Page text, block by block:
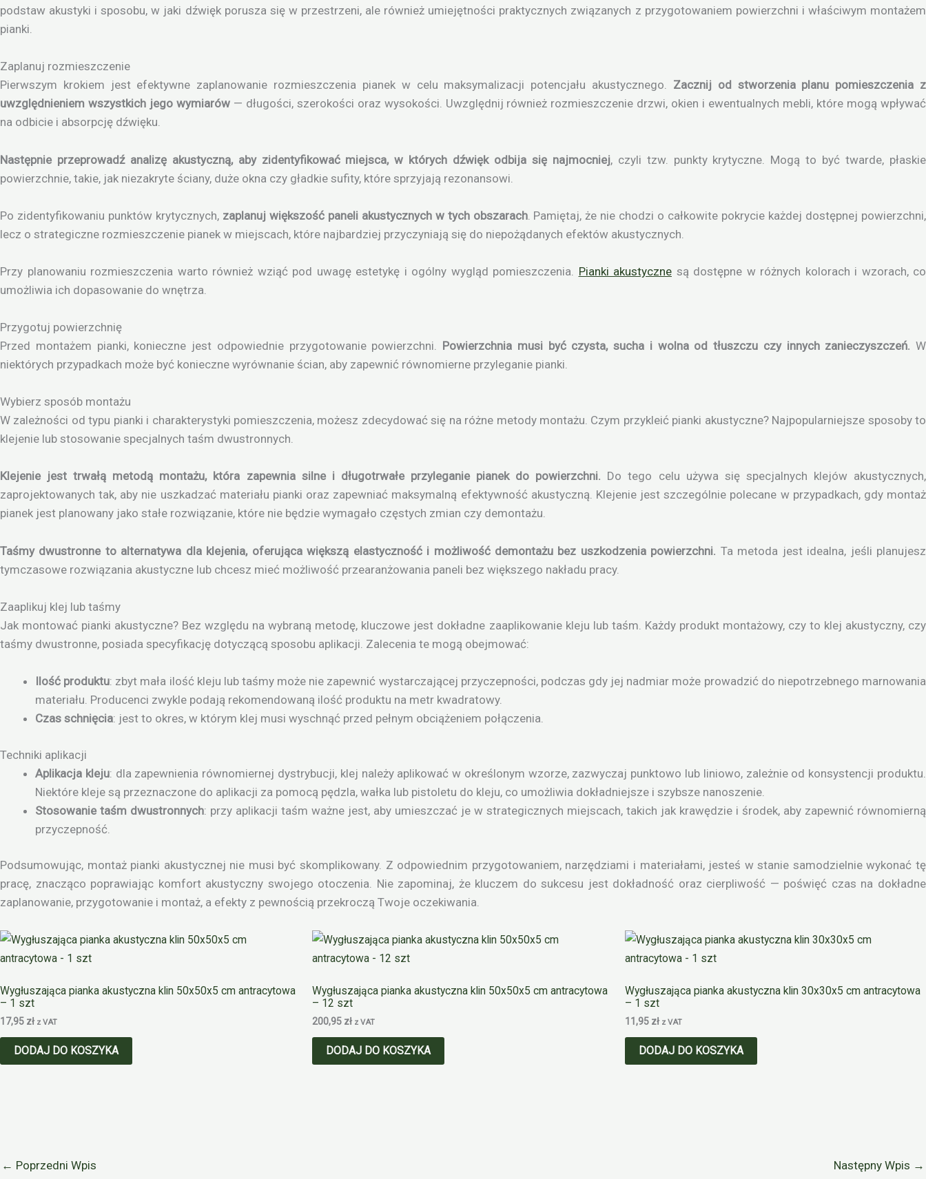
podstaw akustyki i sposobu, w jaki dźwięk porusza się w przestrzeni, ale również umiejętności praktycznych związanych z przygotowaniem powierzchni i właściwym montażem
pianki.
Zaplanuj rozmieszczenie
Pierwszym krokiem jest efektywne zaplanowanie rozmieszczenia pianek w celu maksymalizacji potencjału akustycznego. Zacznij od stworzenia planu pomieszczenia z
uwzględnieniem wszystkich jego wymiarów— długości, szerokości oraz wysokości. Uwzględnij również rozmieszczenie drzwi, okien i ewentualnych mebli, które mogą wpływać
na odbicie i absorpcję dźwięku.
Następnie przeprowadź analizę akustyczną, aby zidentyfikować miejsca, w których dźwięk odbija się najmocniej, czyli tzw. punkty krytyczne. Mogą to być twarde, płaskie
powierzchnie, takie, jak niezakryte ściany, duże okna czy gładkie sufity, które sprzyjają rezonansowi.
Po zidentyfikowaniu punktów krytycznych, zaplanuj większość paneli akustycznych w tych obszarach. Pamiętaj, że nie chodzi o całkowite pokrycie każdej dostępnej powierzchni,
lecz o strategiczne rozmieszczenie pianek w miejscach, które najbardziej przyczyniają się do niepożądanych efektów akustycznych.
Przy planowaniu rozmieszczenia warto również wziąć pod uwagę estetykę i ogólny wygląd pomieszczenia. Pianki akustyczne są dostępne w różnych kolorach i wzorach, co
umożliwia ich dopasowanie do wnętrza.
Przygotuj powierzchnię
Przed montażem pianki, konieczne jest odpowiednie przygotowanie powierzchni. Powierzchnia musi być czysta, sucha i wolna od tłuszczu czy innych zanieczyszczeń. W
niektórych przypadkach może być konieczne wyrównanie ścian, aby zapewnić równomierne przyleganie pianki.
Wybierz sposób montażu
W zależności od typu pianki i charakterystyki pomieszczenia, możesz zdecydować się na różne metody montażu. Czym przykleić pianki akustyczne? Najpopularniejsze sposoby to
klejenie lub stosowanie specjalnych taśm dwustronnych.
Klejenie jest trwałą metodą montażu, która zapewnia silne i długotrwałe przyleganie pianek do powierzchni. Do tego celu używa się specjalnych klejów akustycznych,
zaprojektowanych tak, aby nie uszkadzać materiału pianki oraz zapewniać maksymalną efektywność akustyczną. Klejenie jest szczególnie polecane w przypadkach, gdy montaż
pianek jest planowany jako stałe rozwiązanie, które nie będzie wymagało częstych zmian czy demontażu.
Taśmy dwustronne to alternatywa dla klejenia, oferująca większą elastyczność i możliwość demontażu bez uszkodzenia powierzchni. Ta metoda jest idealna, jeśli planujesz
tymczasowe rozwiązania akustyczne lub chcesz mieć możliwość przearanżowania paneli bez większego nakładu pracy.
Zaaplikuj klej lub taśmy
Jak montować pianki akustyczne? Bez względu na wybraną metodę, kluczowe jest dokładne zaaplikowanie kleju lub taśm. Każdy produkt montażowy, czy to klej akustyczny, czy
taśmy dwustronne, posiada specyfikację dotyczącą sposobu aplikacji. Zalecenia te mogą obejmować:
Ilość produktu: zbyt mała ilość kleju lub taśmy może nie zapewnić wystarczającej przyczepności, podczas gdy jej nadmiar może prowadzić do niepotrzebnego marnowania
materiału. Producenci zwykle podają rekomendowaną ilość produktu na metr kwadratowy.
Czas schnięcia: jest to okres, w którym klej musi wyschnąć przed pełnym obciążeniem połączenia.
Techniki aplikacji
Aplikacja kleju: dla zapewnienia równomiernej dystrybucji, klej należy aplikować w określonym wzorze, zazwyczaj punktowo lub liniowo, zależnie od konsystencji produktu.
Niektóre kleje są przeznaczone do aplikacji za pomocą pędzla, wałka lub pistoletu do kleju, co umożliwia dokładniejsze i szybsze nanoszenie.
Stosowanie taśm dwustronnych: przy aplikacji taśm ważne jest, aby umieszczać je w strategicznych miejscach, takich jak krawędzie i środek, aby zapewnić równomierną
przyczepność.
Podsumowując, montaż pianki akustycznej nie musi być skomplikowany. Z odpowiednim przygotowaniem, narzędziami i materiałami, jesteś w stanie samodzielnie wykonać tę
pracę, znacząco poprawiając komfort akustyczny swojego otoczenia. Nie zapominaj, że kluczem do sukcesu jest dokładność oraz cierpliwość — poświęć czas na dokładne
zaplanowanie, przygotowanie i montaż, a efekty z pewnością przekroczą Twoje oczekiwania.
Wygłuszająca pianka akustyczna klin 50x50x5 cm antracytowa
– 1 szt
17,95 zł z VAT
DODAJ DO KOSZYKA
Wygłuszająca pianka akustyczna klin 50x50x5 cm antracytowa
– 12 szt
200,95 zł z VAT
DODAJ DO KOSZYKA
Wygłuszająca pianka akustyczna klin 30x30x5 cm antracytowa
– 1 szt
11,95 zł z VAT
DODAJ DO KOSZYKA
← Poprzedni Wpis Następny Wpis →